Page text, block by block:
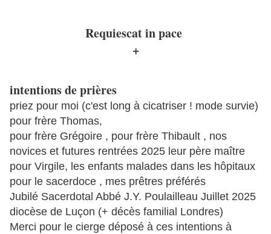
Requiescat in pace
+
intentions de prières
priez pour moi (c'est long à cicatriser ! mode survie)
pour frère Thomas,
pour frère Grégoire , pour frère Thibault , nos
novices et futures rentrées 2025 leur père maître
pour Virgile, les enfants malades dans les hôpitaux
pour le sacerdoce , mes prêtres préférés
Jubilé Sacerdotal Abbé J.Y. Poulailleau Juillet 2025
diocèse de Luçon (+ décès familial Londres)
Merci pour le cierge déposé à ces intentions à